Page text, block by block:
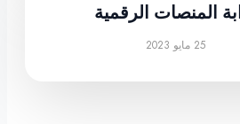
المنصات الرقمية
25 مايو 2023